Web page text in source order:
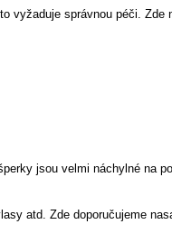
vyžaduje správnou péči.
jsou velmi náchylné na
atd. Zde doporučujeme